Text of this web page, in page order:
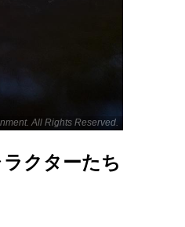
All Rights Reserved.
クターたち